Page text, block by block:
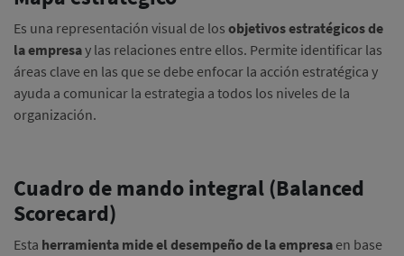
Es una representación visual de los objetivos estratégicos de
la empresay las relaciones entre ellos. Permite identificar las
áreas clave en las que se debe enfocar la acción estratégica y
ayuda a comunicar la estrategia a todos los niveles de la
organización.
Cuadro de mando integral (Balanced
Scorecard)
Esta herramienta mide el desempeño de la empresa en base